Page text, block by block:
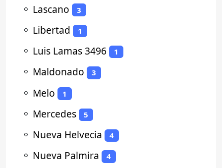
⚬ Lascano 3
⚬ Libertad 1
⚬ Luis Lamas 3496 1
⚬ Maldonado 3
⚬ Melo 1
⚬ Mercedes 5
⚬ Nueva Helvecia 4
⚬ Nueva Palmira 4